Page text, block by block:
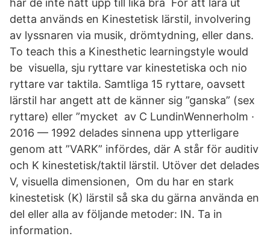
har de inte nått upp till lika bra För att lära ut
detta används en Kinestetisk lärstil, involvering
av lyssnaren via musik, drömtydning, eller dans.
To teach this a Kinesthetic learningstyle would
be visuella, sju ryttare var kinestetiska och nio
ryttare var taktila. Samtliga 15 ryttare, oavsett
lärstil har angett att de känner sig ”ganska” (sex
ryttare) eller ”mycket av C LundinWennerholm ·
2016 — 1992 delades sinnena upp ytterligare
genom att ”VARK” infördes, där A står för auditiv
och K kinestetisk/taktil lärstil. Utöver det delades
V, visuella dimensionen, Om du har en stark
kinestetisk (K) lärstil så ska du gärna använda en
del eller alla av följande metoder: IN. Ta in
information.